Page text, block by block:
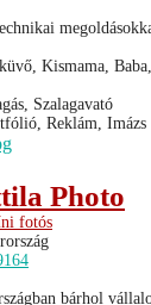
Kismama,
Szalagavató
Reklám, Imázs
Photo
fotós
bárhol